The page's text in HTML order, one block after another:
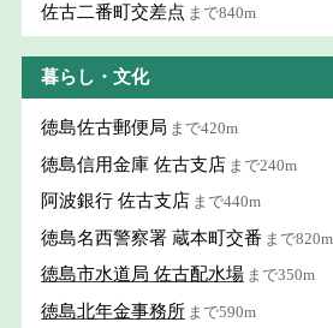
佐古二番町交差点 まで840m
暮らし・文化
徳島佐古郵便局 まで420m
徳島信用金庫 佐古支店 まで240m
阿波銀行 佐古支店 まで440m
徳島名西警察署 蔵本町交番 まで820m
徳島市水道局 佐古配水場 まで350m
徳島北年金事務所 まで590m